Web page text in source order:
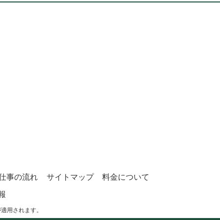
事の流れ 料金について
サイトマップ
用されます。